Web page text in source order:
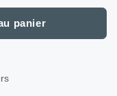
panier